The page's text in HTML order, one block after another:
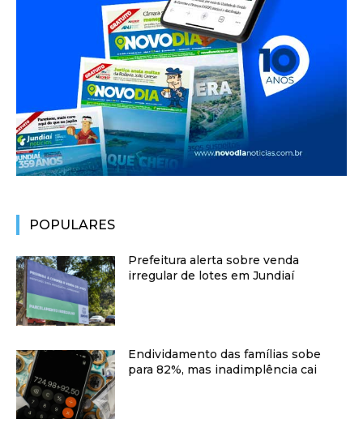
POPULARES
Prefeitura alerta sobre venda
irregular de lotes em Jundiaí
Endividamento das famílias sobe
para 82%, mas inadimplência cai